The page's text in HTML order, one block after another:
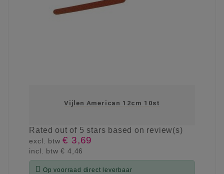
Vijlen American 12cm 10st
Ratedout of 5 stars based on review(s)
excl. btw€ 3,69
incl. btw€ 4,46
 Op voorraad direct leverbaar